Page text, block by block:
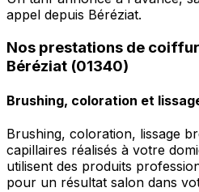
appel depuis Béréziat.
Nos prestations de
Béréziat (01340)
Brushing, coloration et
Brushing, coloration, lissage
capillaires réalisés à votre
utilisent des produits
pour un résultat salon dans